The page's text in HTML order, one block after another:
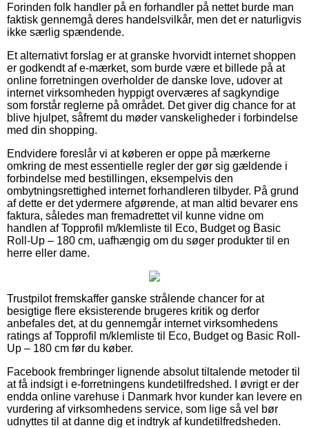
Forinden folk handler på en forhandler på nettet burde man
faktisk gennemgå deres handelsvilkår, men det er naturligvis
ikke særlig spændende.
Et alternativt forslag er at granske hvorvidt internet shoppen
er godkendt af e-mærket, som burde være et billede på at
online forretningen overholder de danske love, udover at
internet virksomheden hyppigt overværes af sagkyndige
som forstår reglerne på området. Det giver dig chance for at
blive hjulpet, såfremt du møder vanskeligheder i forbindelse
med din shopping.
Endvidere foreslår vi at køberen er oppe på mærkerne
omkring de mest essentielle regler der gør sig gældende i
forbindelse med bestillingen, eksempelvis den
ombytningsrettighed internet forhandleren tilbyder. På grund
af dette er det ydermere afgørende, at man altid bevarer ens
faktura, således man fremadrettet vil kunne vidne om
handlen af Topprofil m/klemliste til Eco, Budget og Basic
Roll-Up – 180 cm, uafhængig om du søger produkter til en
herre eller dame.
Trustpilot fremskaffer ganske strålende chancer for at
besigtige flere eksisterende brugeres kritik og derfor
anbefales det, at du gennemgår internet virksomhedens
ratings af Topprofil m/klemliste til Eco, Budget og Basic Roll-
Up – 180 cm før du køber.
Facebook frembringer lignende absolut tiltalende metoder til
at få indsigt i e-forretningens kundetilfredshed. I øvrigt er der
endda online varehuse i Danmark hvor kunder kan levere en
vurdering af virksomhedens service, som lige så vel bør
udnyttes til at danne dig et indtryk af kundetilfredsheden.